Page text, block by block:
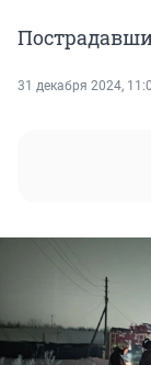
31 декабря 2024,